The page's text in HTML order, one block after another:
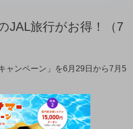
JAL旅行がお得！（7
ャンペーン」を6月29日から7月5